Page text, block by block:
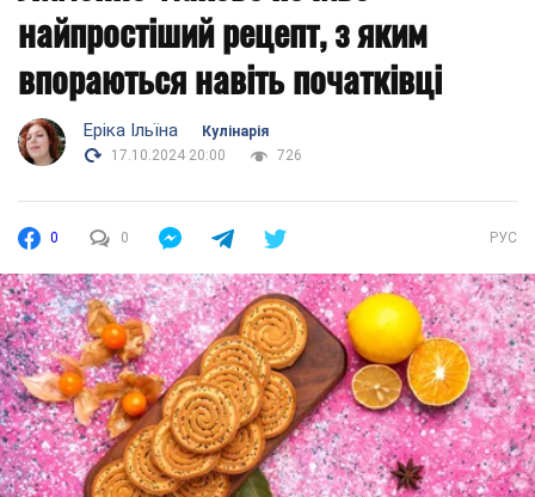
найпростіший рецепт, з яким
впораються навіть початківці
Еріка Ільїна
Кулінарія
17.10.2024 20:00
726
0 0 РУС